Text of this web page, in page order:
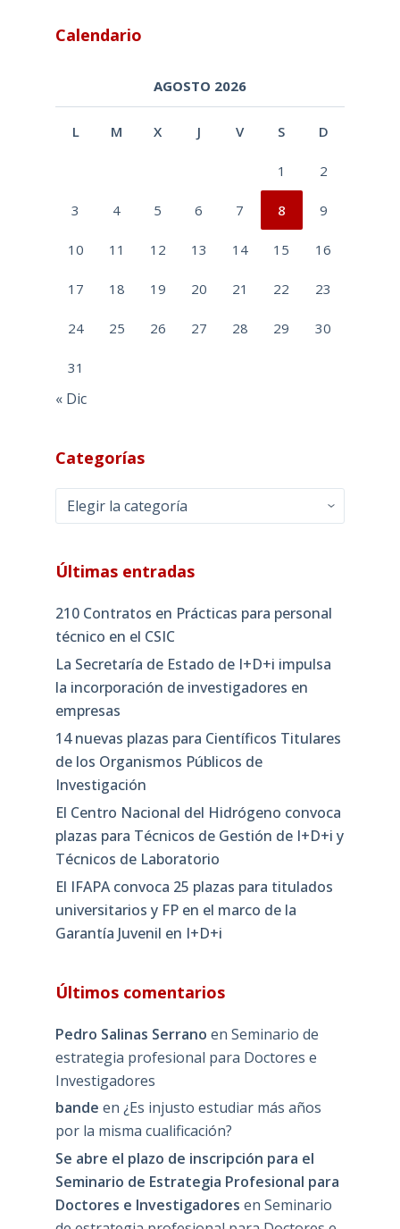
Calendario
AGOSTO 2026
L M X J V S D
1 2
3 4 5 6 7 8 9
10 11 12 13 14 15 16
17 18 19 20 21 22 23
24 25 26 27 28 29 30
31
« Dic
Categorías
Categorías
Últimas entradas
210 Contratos en Prácticas para personal
técnico en el CSIC
La Secretaría de Estado de I+D+i impulsa
la incorporación de investigadores en
empresas
14 nuevas plazas para Científicos Titulares
de los Organismos Públicos de
Investigación
El Centro Nacional del Hidrógeno convoca
plazas para Técnicos de Gestión de I+D+i y
Técnicos de Laboratorio
El IFAPA convoca 25 plazas para titulados
universitarios y FP en el marco de la
Garantía Juvenil en I+D+i
Últimos comentarios
Pedro Salinas Serrano en Seminario de
estrategia profesional para Doctores e
Investigadores
bande en ¿Es injusto estudiar más años
por la misma cualificación?
Se abre el plazo de inscripción para el
Seminario de Estrategia Profesional para
Doctores e Investigadores en Seminario